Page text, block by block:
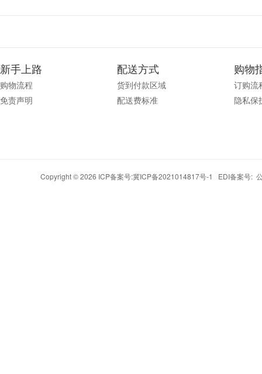
新手上路
购物流程
免责声明
配送方式
货到付款区域
配送费标准
购物
订购流
隐私保
Copyright © 2026 ICP备案号:冀ICP备2021014817号-1 EDI备案号: